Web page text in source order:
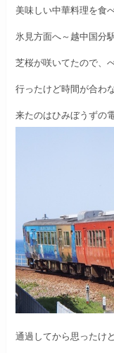
美味しい中華料理を食
氷見方面へ～越中国分
芝桜が咲いてたので、
行ったけど時間が合わ
来たのはひみぼうずの
通過してから思ったけ